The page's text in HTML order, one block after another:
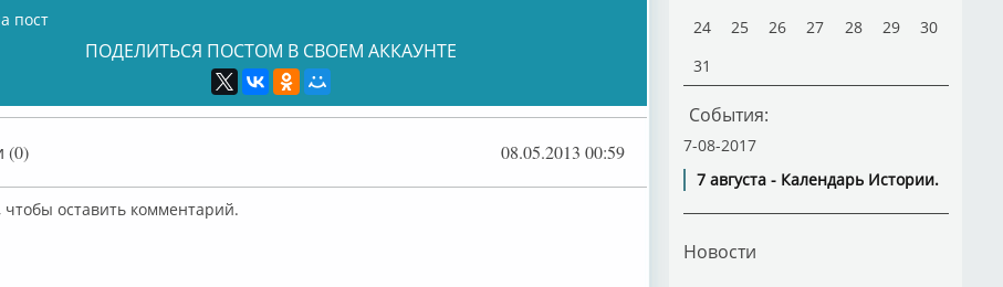
пост
ПОДЕЛИТЬСЯ ПОСТОМ В СВОЕМ АККАУНТЕ
(0) 08.05.2013 00:59
чтобы оставить комментарий.
24
25 26 27 28 29
30
31
События:
7-08-2017
7 августа - Календарь Истории.
Новости